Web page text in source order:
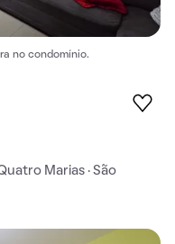
no condomínio.
Marias · São